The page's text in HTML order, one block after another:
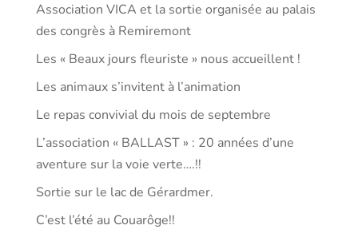
Association VICA et la sortie organisée au palais
des congrès à Remiremont
Les « Beaux jours fleuriste » nous accueillent !
Les animaux s’invitent à l’animation
Le repas convivial du mois de septembre
L’association « BALLAST » : 20 années d’une
aventure sur la voie verte….!!
Sortie sur le lac de Gérardmer.
C’est l’été au Couarôge!!